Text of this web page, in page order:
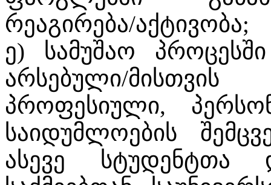
რეაგირება/აქტივობა;
ე) სამუშაო
არსებული/
პროფესიული,
საიდუმლოების
ასევე